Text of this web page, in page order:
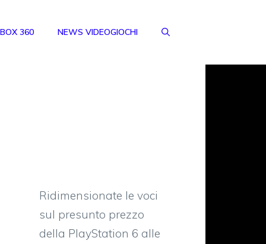
360 NEWS VIDEOGIOCHI
Ridimensionate le voci
sul presunto prezzo
della PlayStation 6 alle